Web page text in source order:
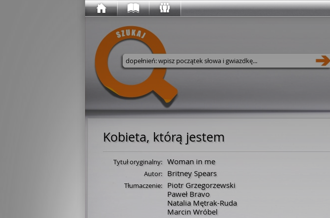
Wyszukaj w serwisie
Kobieta, którą jestem
Tytuł oryginalny: Woman in me
Autor: Britney Spears
Tłumaczenie:
Piotr Grzegorzewski
Paweł Bravo
Natalia Mętrak-Ruda
Marcin Wróbel